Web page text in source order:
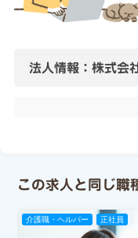
法人情報：株式会
この求人と同じ職
介護職・ヘルパー 正社員